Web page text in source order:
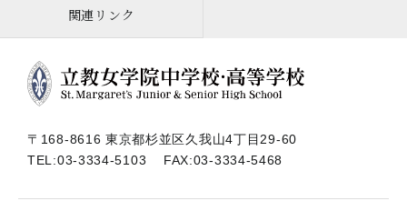
関連リンク
〒168-8616 東京都杉並区久我山4丁目29-60
TEL:03-3334-5103 FAX:03-3334-5468